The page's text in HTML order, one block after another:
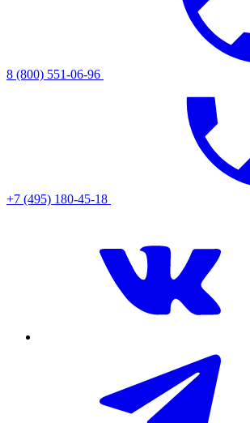
8 (800) 551-06-96
+7 (495) 180-45-18